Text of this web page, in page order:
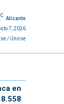
C
Alicante
7, 2026
/ Unirse
en